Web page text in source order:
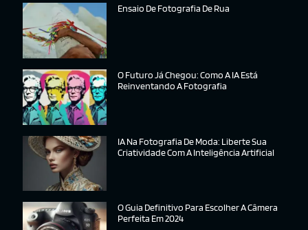
Ensaio De Fotografia De Rua
O Futuro Já Chegou: Como A IA Está
Reinventando A Fotografia
IA Na Fotografia De Moda: Liberte Sua
Criatividade Com A Inteligência Artificial
O Guia Definitivo Para Escolher A Câmera
Perfeita Em 2024